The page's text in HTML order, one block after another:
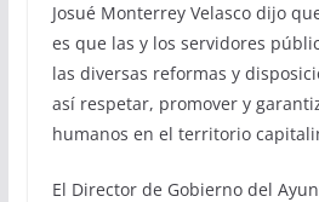
Josué Monterrey Velasco dijo
es que las y los servidores
las diversas reformas y
así respetar, promover y
humanos en el territorio
El Director de Gobierno del